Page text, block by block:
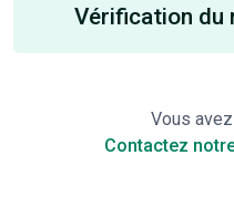
Vérification du
Vous
Contactez